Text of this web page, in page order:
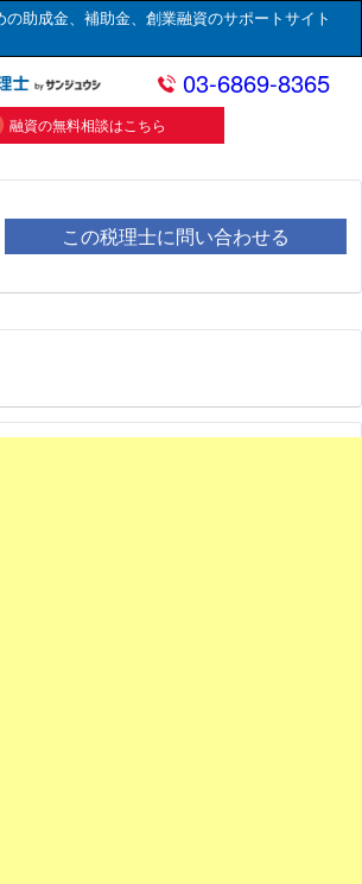
の助成金、補助金、創業融資のサポートサイト
03-6869-8365
融資の無料相談はこちら
この税理士に問い合わせる